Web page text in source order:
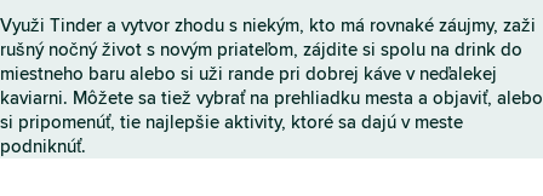
o
v
k
a
T
Využi Tinder a vytvor zhodu s niekým, kto má rovnaké záujmy, zaži
rušný nočný život s novým priateľom, zájdite si spolu na drink do
miestneho baru alebo si uži rande pri dobrej káve v neďalekej
kaviarni. Môžete sa tiež vybrať na prehliadku mesta a objaviť, alebo
si pripomenúť, tie najlepšie aktivity, ktoré sa dajú v meste
podniknúť.